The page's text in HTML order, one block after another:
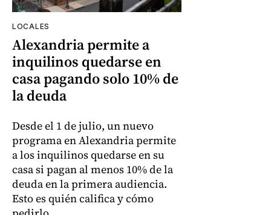
LOCALES
Alexandria permite a
inquilinos quedarse en
casa pagando solo 10% de
la deuda
Desde el 1 de julio, un nuevo
programa en Alexandria permite
a los inquilinos quedarse en su
casa si pagan al menos 10% de la
deuda en la primera audiencia.
Esto es quién califica y cómo